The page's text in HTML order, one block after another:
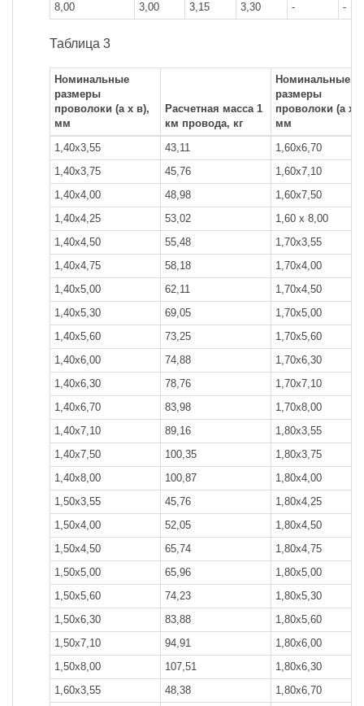
8,00
3,00 3,15 3,30 - -
Таблица 3
Номинальные
размеры
проволоки (а х в),
мм
Расчетная масса 1
км провода, кг
Номинальные
размеры
проволоки (а х
мм
1,40x3,55
43,11
1,60x6,70
1,40x3,75
45,76
1,60x7,10
1,40х4,00
48,98
1,60x7,50
1,40x4,25
53,02
1,60 х 8,00
1,40x4,50
55,48
1,70x3,55
1,40x4,75
58,18
1,70x4,00
1,40x5,00
62,11
1,70x4,50
1,40x5,30
69,05
1,70x5,00
1,40x5,60
73,25
1,70x5,60
1,40x6,00
74,88
1,70x6,30
1,40x6,30
78,76
1,70x7,10
1,40х6,70
83,98
1,70x8,00
1,40x7,10
89,16
1,80х3,55
1,40x7,50
100,35
1,80x3,75
1,40х8,00
100,87
1,80x4,00
1,50x3,55
45,76
1,80x4,25
1,50x4,00
52,05
1,80x4,50
1,50x4,50
65,74
1,80x4,75
1,50x5,00
65,96
1,80x5,00
1,50x5,60
74,23
1,80x5,30
1,50х6,30
83,88
1,80x5,60
1,50x7,10
94,91
1,80x6,00
1,50x8,00
107,51
1,80x6,30
1,60x3,55
48,38
1,80х6,70